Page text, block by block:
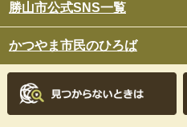
勝山市公式SNS一覧
かつやま市民のひろば